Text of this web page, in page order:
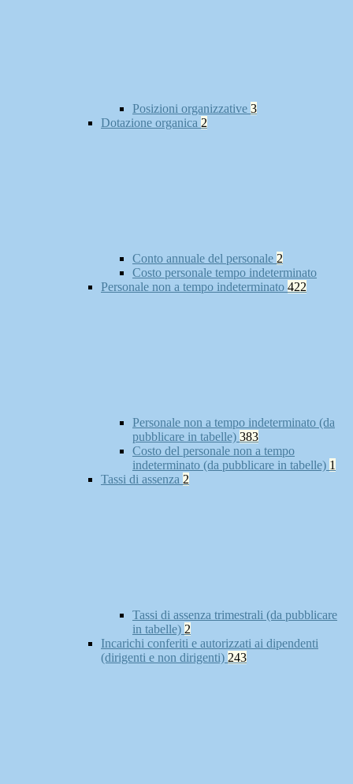
Posizioni organizzative 3
Dotazione organica 2
Conto annuale del personale 2
Costo personale tempo indeterminato
Personale non a tempo indeterminato 422
Personale non a tempo indeterminato (da
pubblicare in tabelle) 383
Costo del personale non a tempo
indeterminato (da pubblicare in tabelle) 1
Tassi di assenza 2
Tassi di assenza trimestrali (da pubblicare
in tabelle) 2
Incarichi conferiti e autorizzati ai dipendenti
(dirigenti e non dirigenti) 243